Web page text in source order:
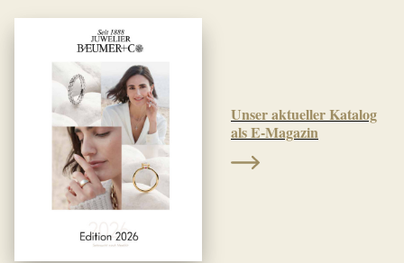
Unser aktueller Katalog
als E-Magazin